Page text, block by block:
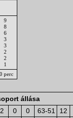
9
8
6
3
3
2
2
1
perc
állása
2 0 0 63-51
12